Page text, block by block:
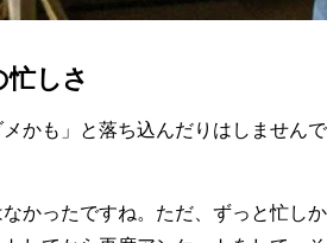
しさ
かも」と落ち込んだりはしませんで
かったですね。ただ、ずっと忙しか